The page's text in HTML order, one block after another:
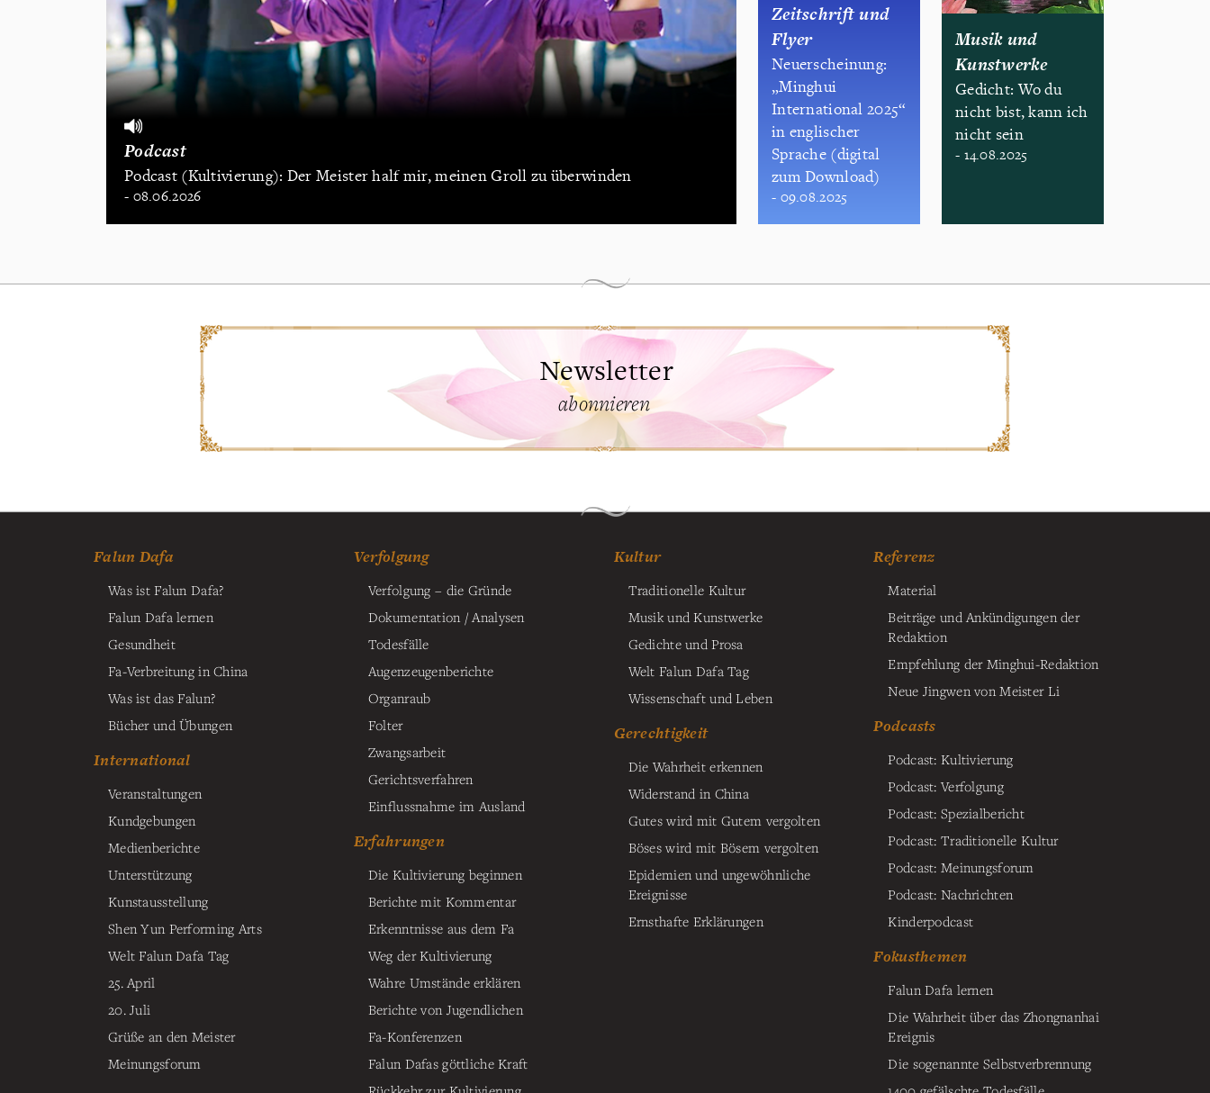
Podcast
Podcast (Kultivierung): Der Meister half mir, meinen Groll zu überwinden
- 08.06.2026
Zeitschrift und
Flyer
Neuerscheinung:
„Minghui
International 2025“
in englischer
Sprache (digital
zum Download)
- 09.08.2025
Musik und
Kunstwerke
Gedicht: Wo du
nicht bist, kann ich
nicht sein
- 14.08.2025
abonnieren
Newsletter
Falun Dafa
Was ist Falun Dafa?
Falun Dafa lernen
Gesundheit
Fa-Verbreitung in China
Was ist das Falun?
Bücher und Übungen
International
Veranstaltungen
Kundgebungen
Medienberichte
Unterstützung
Kunstausstellung
Shen Yun Performing Arts
Welt Falun Dafa Tag
25. April
20. Juli
Grüße an den Meister
Meinungsforum
Verfolgung
Verfolgung – die Gründe
Dokumentation / Analysen
Todesfälle
Augenzeugenberichte
Organraub
Folter
Zwangsarbeit
Gerichtsverfahren
Einflussnahme im Ausland
Erfahrungen
Die Kultivierung beginnen
Berichte mit Kommentar
Erkenntnisse aus dem Fa
Weg der Kultivierung
Wahre Umstände erklären
Berichte von Jugendlichen
Fa-Konferenzen
Falun Dafas göttliche Kraft
Kultur
Traditionelle Kultur
Musik und Kunstwerke
Gedichte und Prosa
Welt Falun Dafa Tag
Wissenschaft und Leben
Gerechtigkeit
Die Wahrheit erkennen
Widerstand in China
Gutes wird mit Gutem vergolten
Böses wird mit Bösem vergolten
Epidemien und ungewöhnliche
Ereignisse
Ernsthafte Erklärungen
Referenz
Material
Beiträge und Ankündigungen der
Redaktion
Empfehlung der Minghui-Redaktion
Neue Jingwen von Meister Li
Podcasts
Podcast: Kultivierung
Podcast: Verfolgung
Podcast: Spezialbericht
Podcast: Traditionelle Kultur
Podcast: Meinungsforum
Podcast: Nachrichten
Kinderpodcast
Fokusthemen
Falun Dafa lernen
Die Wahrheit über das Zhongnanhai
Ereignis
Die sogenannte Selbstverbrennung